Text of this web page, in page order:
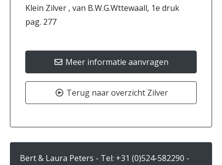
Klein Zilver , van B.W.G.Wttewaall, 1e druk
pag. 277
Meer informatie aanvragen
Terug naar overzicht Zilver
Bert & Laura Peters - Tel: +31 (0)524-582290 -